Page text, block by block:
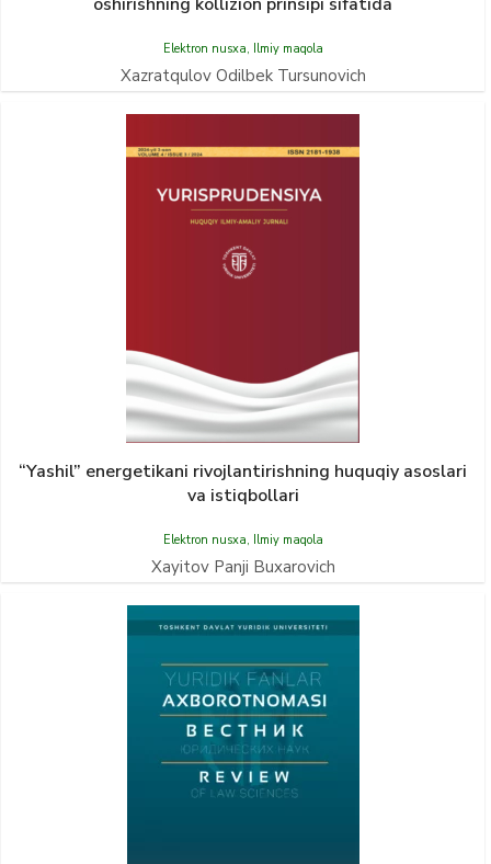
Elektron nusxa, Ilmiy maqola
Xazratqulov Odilbek Tursunovich
“Yashil” energetikani rivojlantirishning huquqiy asoslari
va istiqbollari
Elektron nusxa, Ilmiy maqola
Xayitov Panji Buxarovich